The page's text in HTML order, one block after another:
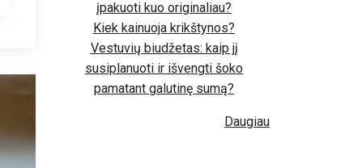
įpakuoti kuo originaliau?
Kiek kainuoja krikštynos?
Vestuvių biudžetas: kaip jį
susiplanuoti ir išvengti šoko
pamatant galutinę sumą?
Daugiau